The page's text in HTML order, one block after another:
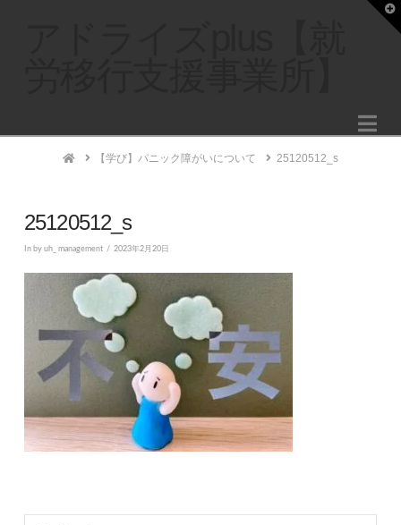
Home【学び】パニック障がいについて 25120512_s
25120512_s
In by uh_ management 2023年2月20日